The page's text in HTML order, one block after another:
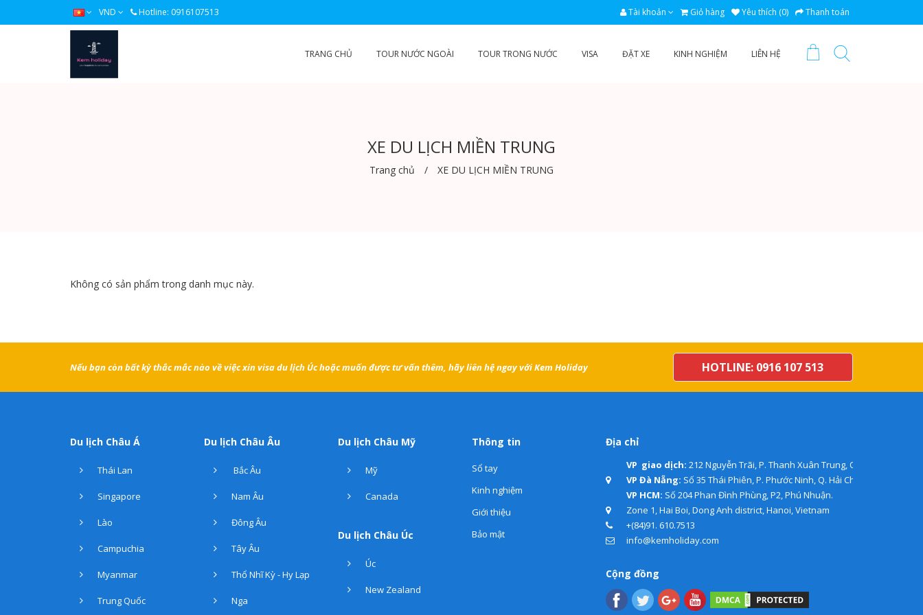
VND Hotline: 0916107513 Tài khoản Giỏ hàng Yêu thích (0) Thanh toán
TRANG CHỦ TOUR NƯỚC NGOÀI TOUR TRONG NƯỚC VISA ĐẶT XE KINH NGHIỆM LIÊN HỆ
XE DU LỊCH MIỀN TRUNG
Trang chủ XE DU LỊCH MIỀN TRUNG
Không có sản phẩm trong danh mục này.
Nếu bạn còn bất kỳ thắc mắc nào về việc xin visa du lịch Úc hoặc muốn được tư vấn thêm, hãy liên hệ ngay với Kem Holiday HOTLINE: 0916 107 513
Du lịch Châu Á
Thái Lan
Singapore
Lào
Campuchia
Myanmar
Trung Quốc
Du lịch Châu Âu
Bắc Âu
Nam Âu
Đông Âu
Tây Âu
Thổ Nhĩ Kỳ - Hy Lạp
Nga
Du lịch Châu Mỹ
Mỹ
Canada
Du lịch Châu Úc
Úc
New Zealand
Thông tin
Sổ tay
Kinh nghiệm
Giới thiệu
Bảo mật
Địa chỉ
VP giao dịch: 212 Nguyễn Trãi, P. Thanh Xuân Trung, Q. Thanh Xuân,
VP Đà Nẵng: Số 35 Thái Phiên, P. Phước Ninh, Q. Hải Châu.
VP HCM: Số 204 Phan Đình Phùng, P2, Phú Nhuận.
Zone 1, Hai Boi, Dong Anh district, Hanoi, Vietnam
+(84)91. 610.7513
info@kemholiday.com
Cộng đồng